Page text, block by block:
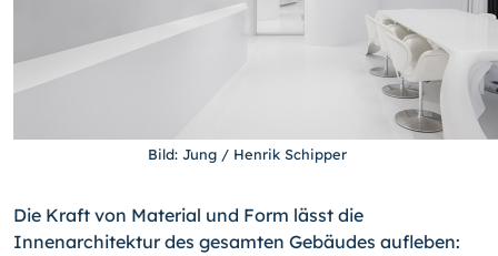
Bild: Jung / Henrik Schipper
Die Kraft von Material und Form lässt die
Innenarchitektur des gesamten Gebäudes aufleben: